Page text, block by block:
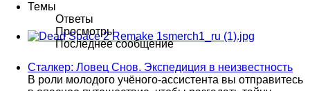
Темы
Ответы
Просмотры
Последнее сообщение
Сталкер: Ловец Снов. Экспедиция в неизвестность
В роли молодого учёного‑ассистента вы отправитесь